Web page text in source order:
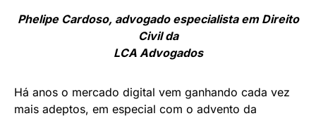
Phelipe Cardoso, advogado especialista em Direito
Civil da
LCA Advogados
Há anos o mercado digital vem ganhando cada vez
mais adeptos, em especial com o advento da